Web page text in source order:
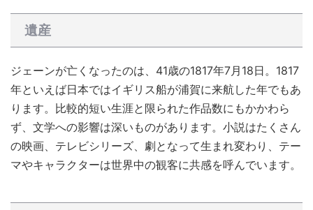
遺産
ジェーンが亡くなったのは、41歳の1817年7月18日。1817
年といえば日本ではイギリス船が浦賀に来航した年でもあ
ります。比較的短い生涯と限られた作品数にもかかわら
ず、文学への影響は深いものがあります。小説はたくさん
の映画、テレビシリーズ、劇となって生まれ変わり、テー
マやキャラクターは世界中の観客に共感を呼んでいます。